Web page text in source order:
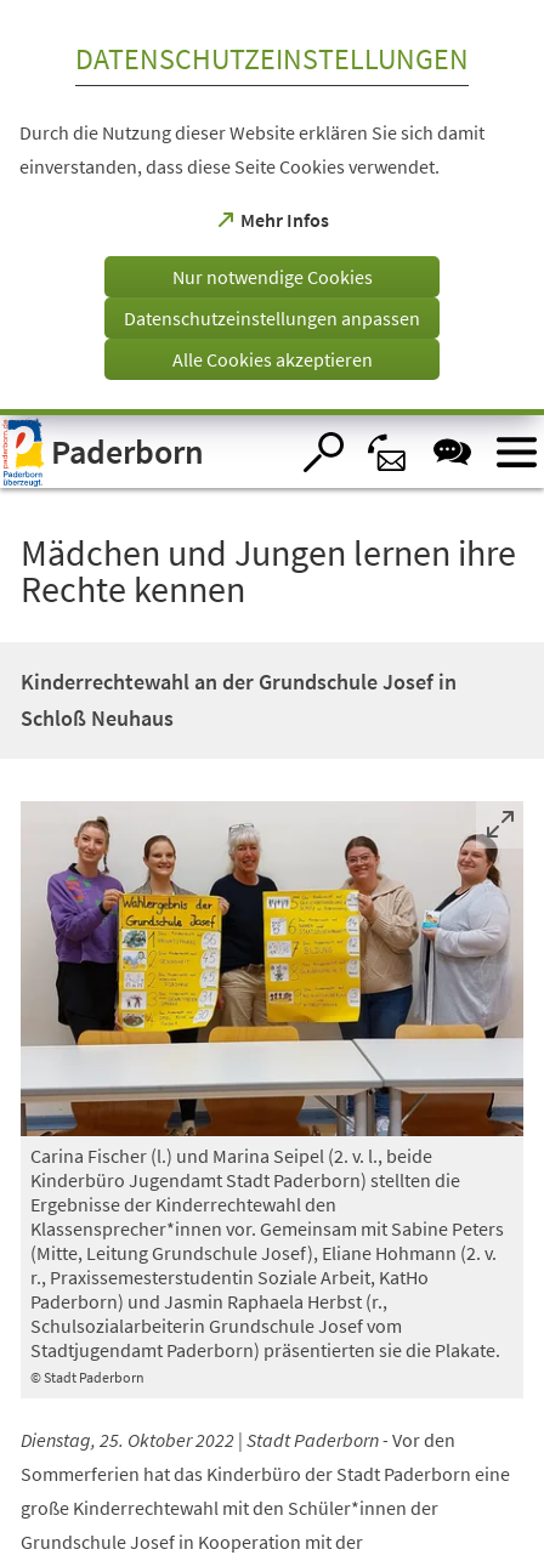
Visuelle
Assistenzsoftware
öffnen.
DATENSCHUTZEINSTELLUNGEN
Durch die Nutzung dieser Website erklären Sie sich damit
einverstanden, dass diese Seite Cookies verwendet.
Mehr Infos
(Öffnet
einem
Tab)
Nur notwendige Cookies
Datenschutzeinstellungen anpassen
Alle Cookies akzeptieren
Paderborn
Mädchen und Jungen lernen ihre
Rechte kennen
Kinderrechtewahl an der Grundschule Josef in
Schloß Neuhaus
© Stadt Paderborn
Carina Fischer (l.) und Marina Seipel (2. v. l., beide
Kinderbüro Jugendamt Stadt Paderborn) stellten die
Ergebnisse der Kinderrechtewahl den
Klassensprecher*innen vor. Gemeinsam mit Sabine Peters
(Mitte, Leitung Grundschule Josef), Eliane Hohmann (2. v.
r., Praxissemesterstudentin Soziale Arbeit, KatHo
Paderborn) und Jasmin Raphaela Herbst (r.,
Schulsozialarbeiterin Grundschule Josef vom
Stadtjugendamt Paderborn) präsentierten sie die Plakate.
Dienstag, 25. Oktober 2022 | Stadt Paderborn -Vor den
Sommerferien hat das Kinderbüro der Stadt Paderborn eine
große Kinderrechtewahl mit den Schüler*innen der
Grundschule Josef in Kooperation mit der